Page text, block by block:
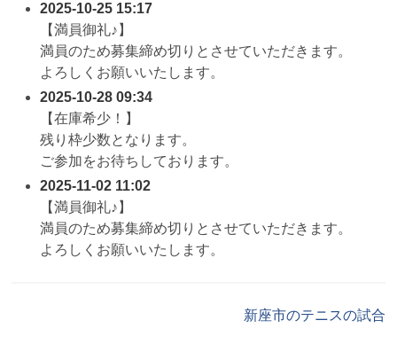
2025-10-25 15:17
【満員御礼♪】
満員のため募集締め切りとさせていただきます。
よろしくお願いいたします。
2025-10-28 09:34
【在庫希少！】
残り枠少数となります。
ご参加をお待ちしております。
2025-11-02 11:02
【満員御礼♪】
満員のため募集締め切りとさせていただきます。
よろしくお願いいたします。
新座市のテニスの試合